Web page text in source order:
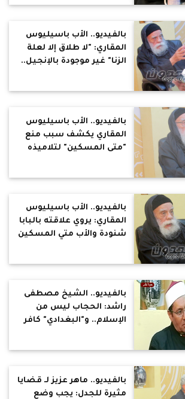
بالفيديو.. الأب باسيليوس
المقاري: "لا طلاق إلا لعلة
الزنا" غير موجودة بالإنجيل..
بالفيديو.. الأب باسيليوس
المقاري يكشف سبب منع
"متى المسكين" لتلاميذه
بالفيديو.. الأب باسيليوس
المقاري: يروي علاقته بالبابا
شنودة والأب متي المسكين
بالفيديو.. الشيخ مصطفى
راشد: الحجاب ليس من
الإسلام.. و"البغدادي" كافر
بالفيديو.. ماهر عزيز لـ قضايا
مثيرة للجدل: يجب وضع